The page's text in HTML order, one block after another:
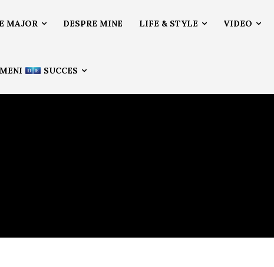
MAJOR DESPRE MINE LIFE & STYLE VIDEO
SUCCES